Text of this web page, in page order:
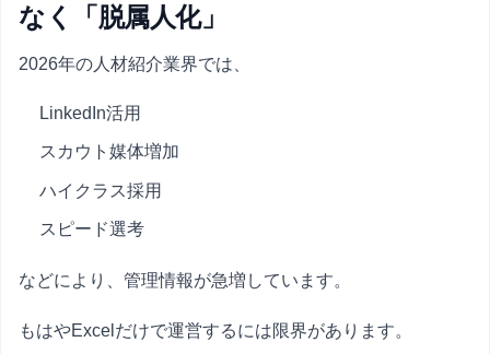
なく「脱属人化」
2026年の人材紹介業界では、
LinkedIn活用
スカウト媒体増加
ハイクラス採用
スピード選考
などにより、管理情報が急増しています。
もはやExcelだけで運営するには限界があります。